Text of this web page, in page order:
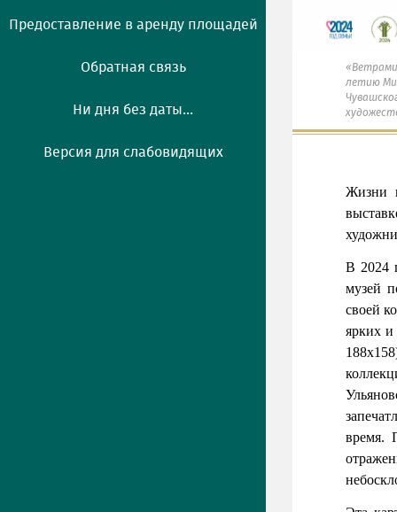
Предоставление в аренду площадей
Обратная связь
Ни дня без даты...
Версия для слабовидящих
летию
Жизни
В 2024
музей
своей
ярких и
время.